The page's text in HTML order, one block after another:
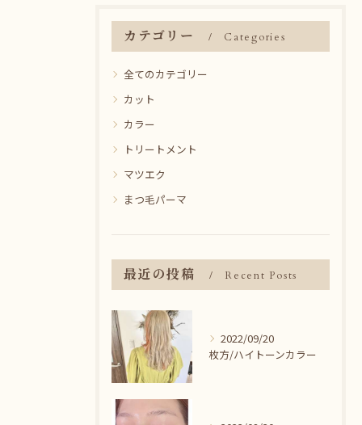
カテゴリー Categories
全てのカテゴリー
カット
カラー
トリートメント
マツエク
まつ毛パーマ
最近の投稿 Recent Posts
2022/09/20
枚方/ハイトーンカラー